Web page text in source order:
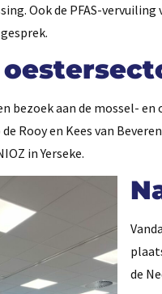
Ook de PFAS-
bezoek aan de mossel-
de Rooy en Kees van
in Yerseke.
de